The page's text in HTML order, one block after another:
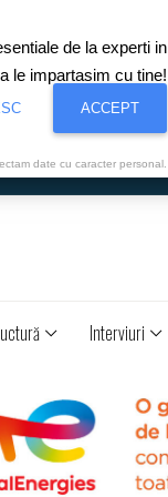
Interviuri
de la experti in
le impartasim cu tine!
ACCEPT
date cu caracter personal.